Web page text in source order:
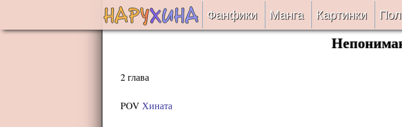
Фанфики Манга Картинки
2 глава
POV Хината